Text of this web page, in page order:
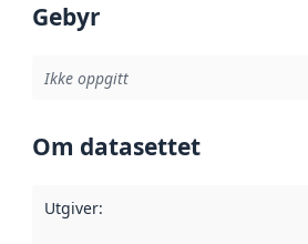
Gebyr
Ikke oppgitt
Om datasettet
Utgiver: